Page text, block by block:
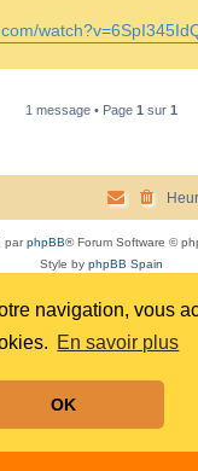
navigation, vous
En savoir plus
OK
1 message • Page 1 sur 1
parphpBB® Forum Software ©
Style by phpBB Spain
Confidentialité|Conditions